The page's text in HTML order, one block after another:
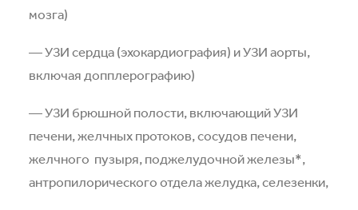
мозга)
— УЗИ сердца (эхокардиография) и УЗИ аорты,
включая допплерографию)
— УЗИ брюшной полости, включающий УЗИ
печени, желчных протоков, сосудов печени,
желчного пузыря, поджелудочной железы*,
антропилорического отдела желудка, селезенки,